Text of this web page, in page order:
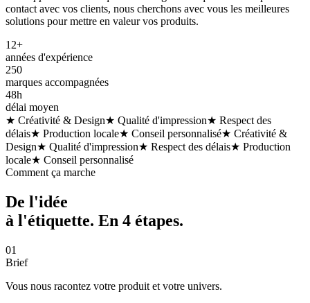
contact avec vos clients, nous cherchons avec vous les meilleures
solutions pour mettre en valeur vos produits.
12+
années d'expérience
250
marques accompagnées
48h
délai moyen
★ Créativité & Design★ Qualité d'impression★ Respect des
délais★ Production locale★ Conseil personnalisé★ Créativité &
Design★ Qualité d'impression★ Respect des délais★ Production
locale★ Conseil personnalisé
Comment ça marche
De l'idée
à l'étiquette. En 4 étapes.
01
Brief
Vous nous racontez votre produit et votre univers.